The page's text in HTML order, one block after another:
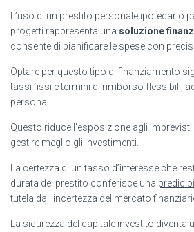
L’uso di un prestito personale ipotecario
progetti rappresenta una soluzione
consente di pianificare le spese con
Optare per questo tipo di finanziamento
tassi fissi e termini di rimborso flessibili,
personali.
Questo riduce l’esposizione agli
gestire meglio gli investimenti.
La certezza di un tasso d’interesse che
durata del prestito conferisce una
tutela dall’incertezza del mercato
La sicurezza del capitale investito